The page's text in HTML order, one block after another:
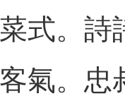
式。詩
氣。忠